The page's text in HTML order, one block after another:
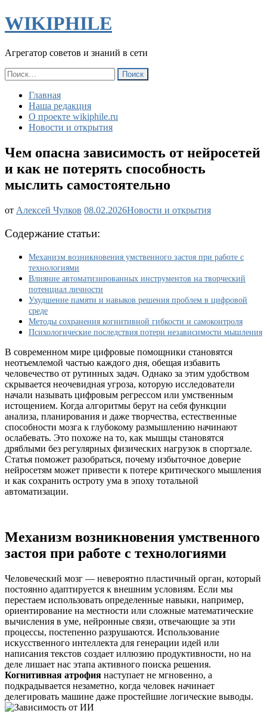
WIKIPHILE
Агрегатор советов и знаний в сети
Найти:
Главная
Наша редакция
О проекте wikiphile.ru
Новости и открытия
Чем опасна зависимость от нейросетей
и как не потерять способность
мыслить самостоятельно
от Алексей Чулков 08.02.2026Чем
и
не
способность
мыслить
самостоятельно
Новости и открытия
Содержание статьи:
Механизм возникновения умственного застоя при работе с
технологиями
Влияние автоматизированных инструментов на творческий
потенциал личности
Ухудшение памяти и навыков решения проблем в цифровой
среде
Методы сохранения когнитивной гибкости и самоконтроля
Психологические последствия потери независимости мышления
В современном мире цифровые помощники становятся
неотъемлемой частью каждого дня, обещая избавить
человечество от рутинных задач. Однако за этим удобством
скрывается неочевидная угроза, которую исследователи
начали называть цифровым регрессом или умственным
истощением. Когда алгоритмы берут на себя функции
анализа, планирования и даже творчества, естественные
способности мозга к глубокому размышлению начинают
ослабевать. Это похоже на то, как мышцы становятся
дряблыми без регулярных физических нагрузок в спортзале.
Статья поможет разобраться, почему избыточное доверие
нейросетям может привести к потере критического мышления
и как сохранить остроту ума в эпоху тотальной
автоматизации.
Механизм возникновения умственного
застоя при работе с технологиями
Человеческий мозг — невероятно пластичный орган, который
постоянно адаптируется к внешним условиям. Если мы
перестаем использовать определенные навыки, например,
ориентирование на местности или сложные математические
вычисления в уме, нейронные связи, отвечающие за эти
процессы, постепенно разрушаются. Использование
искусственного интеллекта для генерации идей или
написания текстов создает иллюзию продуктивности, но на
деле лишает нас этапа активного поиска решения.
Когнитивная атрофия наступает не мгновенно, а
подкрадывается незаметно, когда человек начинает
делегировать машине даже простейшие логические выводы.